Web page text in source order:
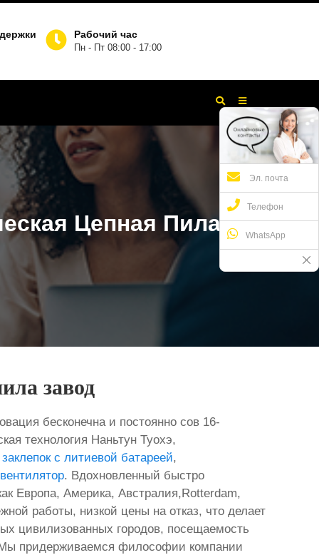
Рабочий час
Пн - Пт 08:00 - 17:00
Цепная Пила
завод
бесконечна и постоянно сов 16-
технология Наньтун Туохэ,
с литиевой батареей,
. Вдохновленный быстро
Европа, Америка, Австралия,Rotterdam,
работы, низкой цены на отказ, что делает
цивилизованных городов, посещаемость
Мы придерживаемся философии компании
Эл. почта
Телефон
WhatsApp